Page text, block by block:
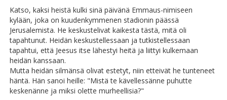
Katso, kaksi heistä kulki sinä päivänä Emmaus-nimiseen
kylään, joka on kuudenkymmenen stadionin päässä
Jerusalemista. He keskustelivat kaikesta tästä, mitä oli
tapahtunut. Heidän keskustellessaan ja tutkistellessaan
tapahtui, että Jeesus itse lähestyi heitä ja liittyi kulkemaan
heidän kanssaan.
Mutta heidän silmänsä olivat estetyt, niin etteivät he tunteneet
häntä. Hän sanoi heille: "Mistä te kävellessänne puhutte
keskenänne ja miksi olette murheellisia?"